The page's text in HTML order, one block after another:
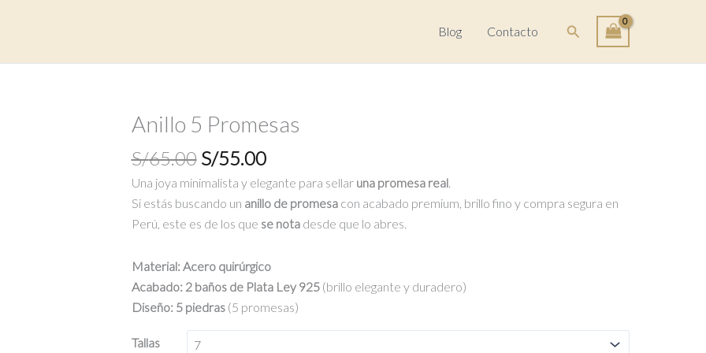
Blog Contacto Buscar
Anillo 5 Promesas
S/65.00 El
precio
original
era:
S/55.00El
precio
actual
es:
Una joya minimalista y elegante para sellar una promesa real.
Si estás buscando un anillo de promesacon acabado premium, brillo fino y compra segura en
Perú, este es de los que se notadesde que lo abres.
Material: Acero quirúrgico
Acabado: 2 baños de Plata Ley 925(brillo elegante y duradero)
Diseño: 5 piedras(5 promesas)
Tallas
era:
es: